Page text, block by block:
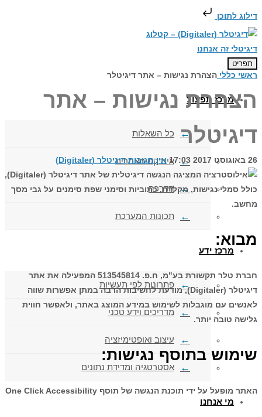
דילוג לתוכן
תפריט
מרכז תפעול
כל השאלות
אינדקס מאמרים
הדרכה
תכונות המערכת
מרכז ידע
פתרונות לפי תעשיות
מדריכים וידע טכני
עיצוב ואופטימיזציה
אסטרטגיה ומדידת נתונים
מי אנחנו
ראשי כללי הצהרת נגישות – אתר דיגיטלר
הצהרת נגישות – אתר
דיגיטלר
26 באוגוסט 2017 17:03 אין תגובות דיגיטלר (Digitaler)
מבוא:
חברת טלר תקשורת בע"מ, ח.פ. 513545814 המפעילה את אתר
דיגיטלר (Digitaler), מודעת לחשיבות הרבה במתן אפשרות שווה
לאנשים עם מוגבלות לשימוש במידע המוצג באתר, ולאפשר חווית
גלישה טובה יותר.
שימוש בתוסף נגישות:
האתר מופעל על ידי תוכנת הנגשה של תוסף One Click Accessibility